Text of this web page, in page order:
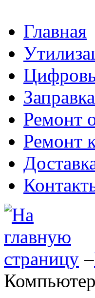
Главная
Ремонт
Ремонт
–